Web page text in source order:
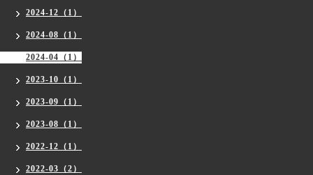
2024-12（1）
2024-08（1）
2024-04（1）
2023-10（1）
2023-09（1）
2023-08（1）
2022-12（1）
2022-03（2）